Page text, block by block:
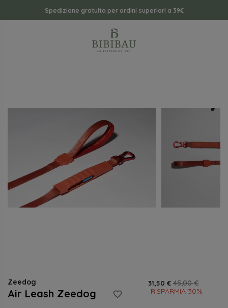
Spedizione gratuita per ordini superiori a 39€
Zeedog
Air Leash Zeedog favorite_border
31,50 € 45,00 €
RISPARMIA 30%